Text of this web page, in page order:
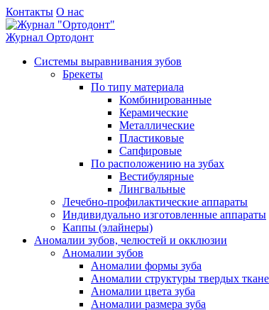
Контакты О нас
Журнал Ортодонт
Системы выравнивания зубов
Брекеты
По типу материала
Комбинированные
Керамические
Металлические
Пластиковые
Сапфировые
По расположению на зубах
Вестибулярные
Лингвальные
Лечебно-профилактические аппараты
Индивидуально изготовленные аппараты
Каппы (элайнеры)
Аномалии зубов, челюстей и окклюзии
Аномалии зубов
Аномалии формы зуба
Аномалии структуры твердых
Аномалии цвета зуба
Аномалии размера зуба